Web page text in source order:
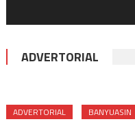
ADVERTORIAL
ADVERTORIAL BANYUASIN